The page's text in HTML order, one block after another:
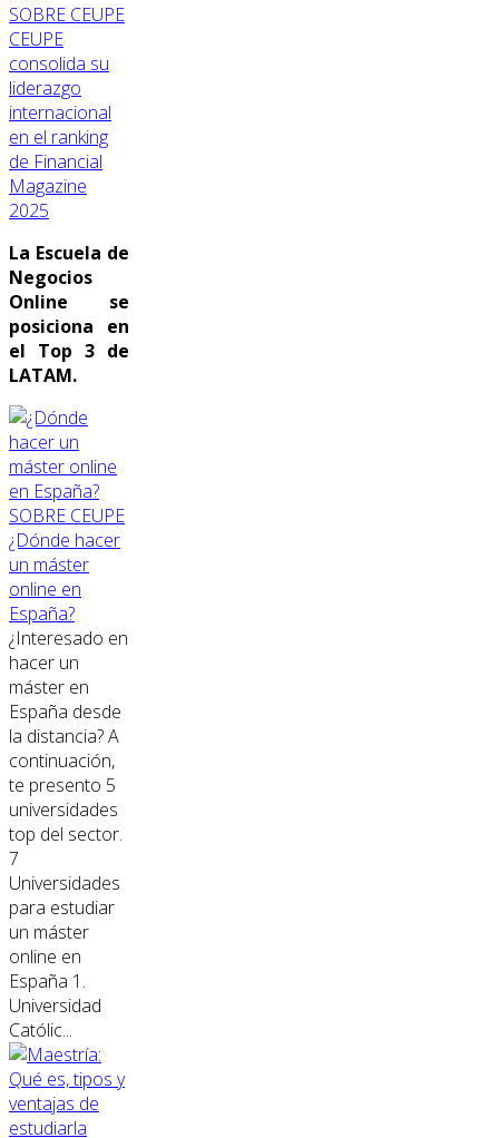
SOBRE CEUPE
CEUPE
consolida su
liderazgo
internacional
en el ranking
de Financial
Magazine
2025
La Escuela de
Negocios
Online se
posiciona en
el Top 3 de
LATAM.
SOBRE CEUPE
¿Dónde hacer
un máster
online en
España?
¿Interesado en
hacer un
máster en
España desde
la distancia? A
continuación,
te presento 5
universidades
top del sector.
7
Universidades
para estudiar
un máster
online en
España 1.
Universidad
Católic...